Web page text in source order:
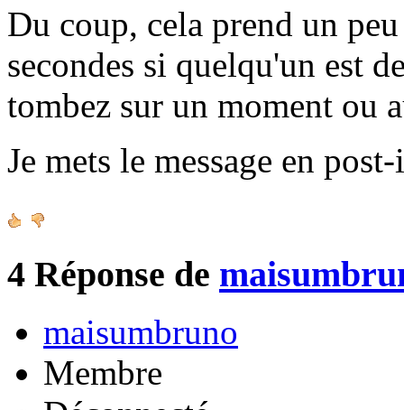
Du coup, cela prend un
secondes si quelqu'un est
tombez sur un moment ou
Je mets le message en
4 Réponse de
maisumbruno
Membre